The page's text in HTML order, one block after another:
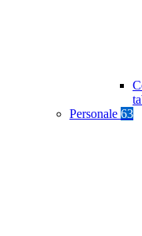
Personale 63